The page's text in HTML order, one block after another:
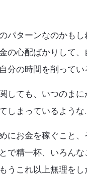
パターンなのかもし
の心配ばかりして
分の時間を削って
しても、いつのまに
しまっているような
にお金を稼ぐこと
で精一杯、いろん
うこれ以上無理をし